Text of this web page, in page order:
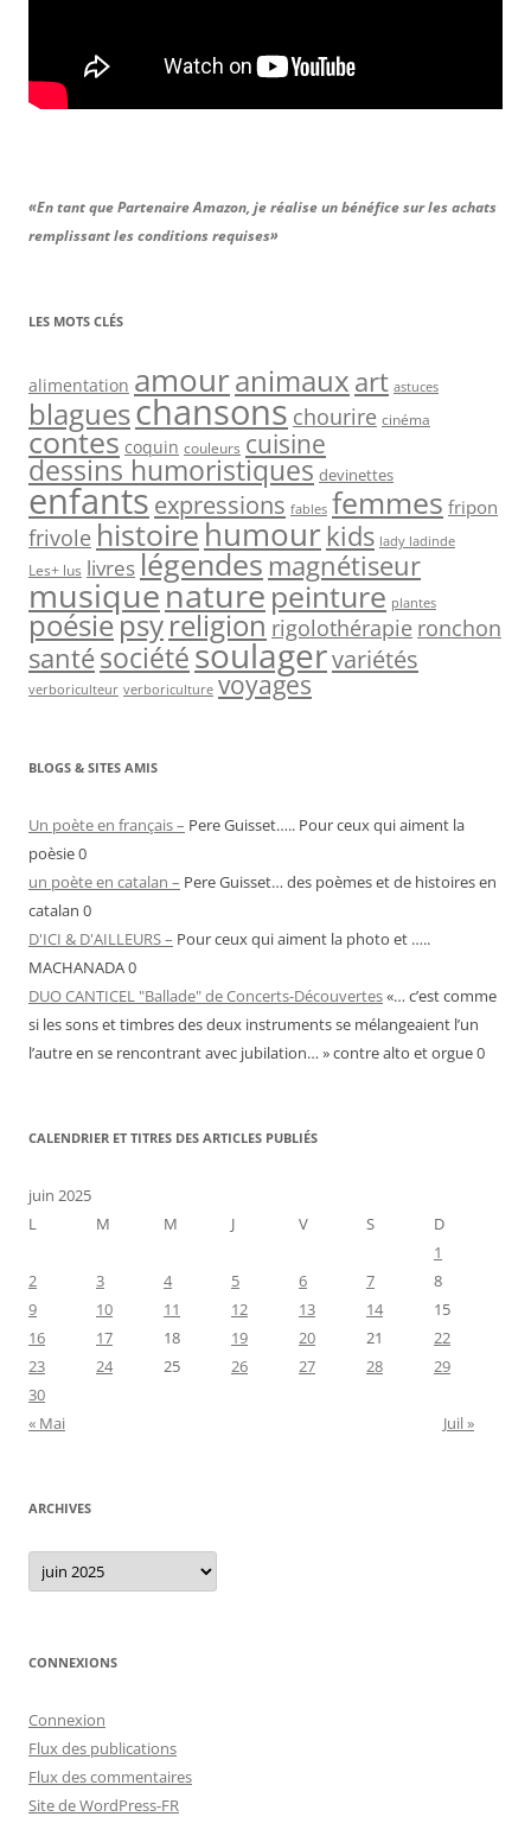
«En tant que Partenaire Amazon, je réalise un bénéfice sur les achats
remplissant les conditions requises»
LES MOTS CLÉS
alimentation amouranimaux art astuces
blagueschansons chourire cinéma
contes coquin couleurs cuisine
dessins humoristiques devinettes
enfantsexpressions fables femmes fripon
frivole histoire humour kids lady ladinde
Les+ lus livreslégendes magnétiseur
musiquenature peinture plantes
poésiepsyreligion rigolothérapie ronchon
santésociétésoulagervariétés
verboriculteur verboriculture voyages
BLOGS & SITES AMIS
Un poète en français – Pere Guisset….. Pour ceux qui aiment la
poèsie 0
un poète en catalan – Pere Guisset… des poèmes et de histoires en
catalan 0
D'ICI & D'AILLEURS – Pour ceux qui aiment la photo et …..
MACHANADA 0
DUO CANTICEL "Ballade" de Concerts-Découvertes«… c’est comme
si les sons et timbres des deux instruments se mélangeaient l’un
l’autre en se rencontrant avec jubilation… » contre alto et orgue 0
CALENDRIER ET TITRES DES ARTICLES PUBLIÉS
juin 2025
L
M M J V S
D
1
2
3 4 5 6 7
8
9
10 11 12 13 14
15
16
17 18 19 20 21
22
23
24 25 26 27 28
29
30
« Mai
Juil »
ARCHIVES
Archives
CONNEXIONS
Connexion
Flux des publications
Flux des commentaires
Site de WordPress-FR